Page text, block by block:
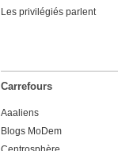
Les privilégiés parlent
Carrefours
Aaaliens
Blogs MoDem